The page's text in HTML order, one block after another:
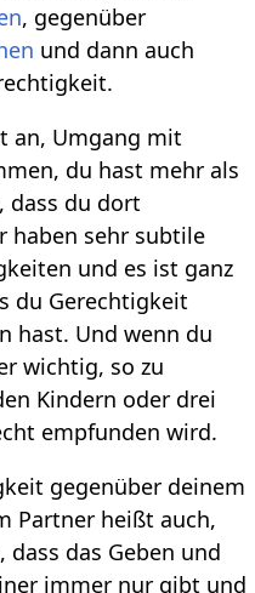
, gegenüber
und dann auch
an, Umgang mit
du hast mehr als
dass du dort
haben sehr subtile
und es ist ganz
du Gerechtigkeit
hast. Und wenn du
wichtig, so zu
Kindern oder drei
empfunden wird.
gegenüber deinem
Partner heißt auch,
dass das Geben und
immer nur gibt und